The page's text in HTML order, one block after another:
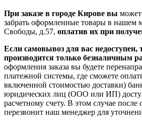
При заказе в городе Кирове вы
забрать оформленные товары в нашем
Свободы, д.57, оплатив их при
Если самовывоз для вас недоступен,
производится только безналичным
оформления заказа вы будете
платежной системы, где сможете
включенной стоимостью доставки)
юридических лиц (ООО или ИП)
расчетному счету. В этом случае после
перезвонит наш менеджер для